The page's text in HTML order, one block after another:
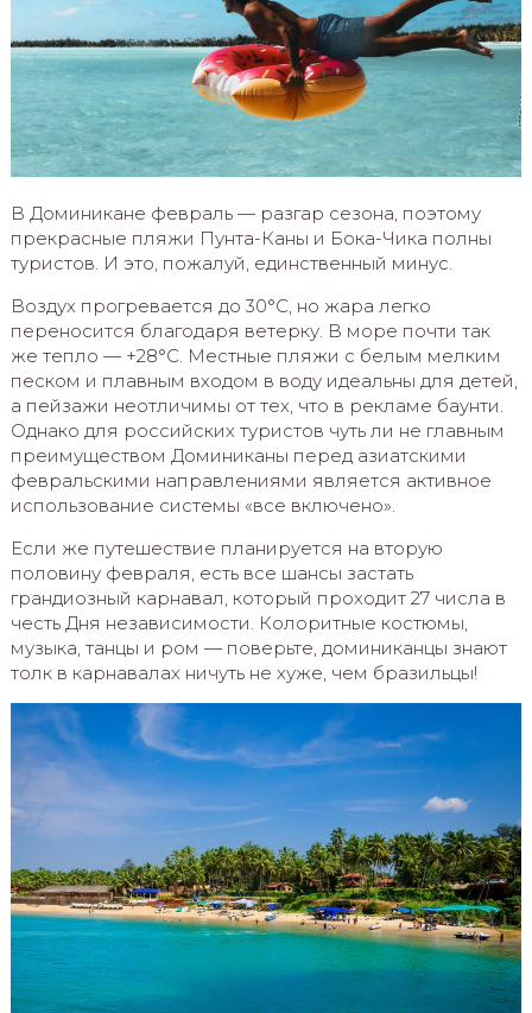
В Доминикане февраль — разгар сезона, поэтому
прекрасные пляжи Пунта-Каны и Бока-Чика полны
туристов. И это, пожалуй, единственный минус.
Воздух прогревается до 30°С, но жара легко
переносится благодаря ветерку. В море почти так
же тепло — +28°С. Местные пляжи с белым мелким
песком и плавным входом в воду идеальны для детей,
а пейзажи неотличимы от тех, что в рекламе баунти.
Однако для российских туристов чуть ли не главным
преимуществом Доминиканы перед азиатскими
февральскими направлениями является активное
использование системы «все включено».
Если же путешествие планируется на вторую
половину февраля, есть все шансы застать
грандиозный карнавал, который проходит 27 числа в
честь Дня независимости. Колоритные костюмы,
музыка, танцы и ром — поверьте, доминиканцы знают
толк в карнавалах ничуть не хуже, чем бразильцы!